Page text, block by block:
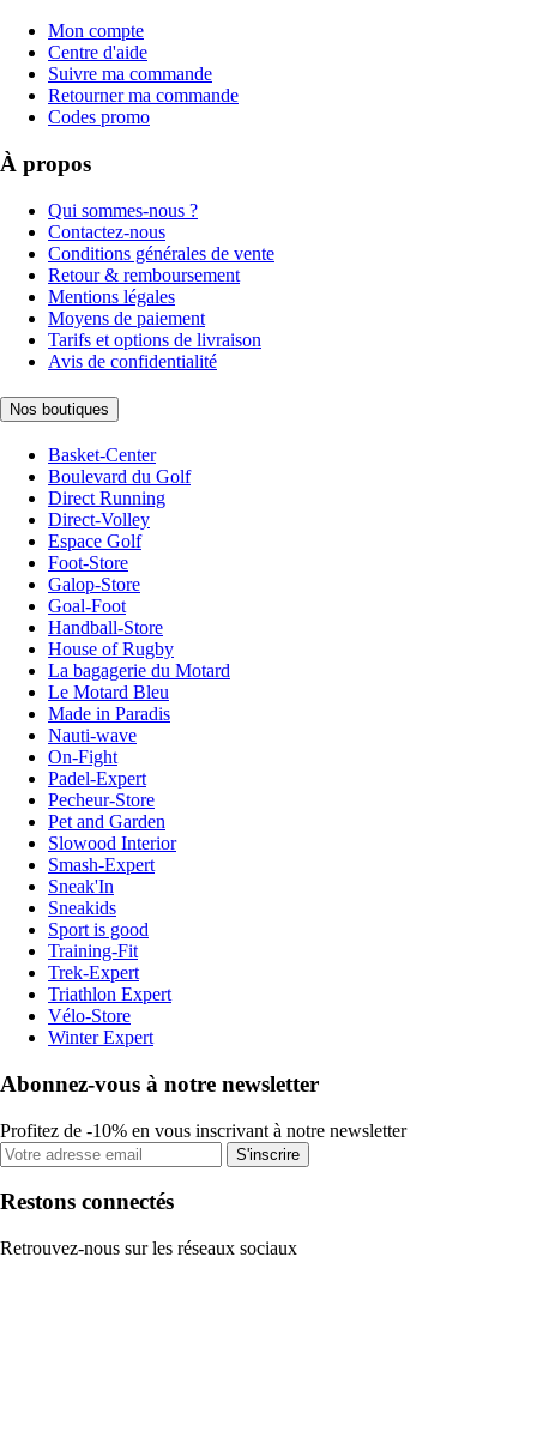
Mon compte
Centre d'aide
Suivre ma commande
Retourner ma commande
Codes promo
À propos
Qui sommes-nous ?
Contactez-nous
Conditions générales de vente
Retour & remboursement
Mentions légales
Moyens de paiement
Tarifs et options de livraison
Avis de confidentialité
Nos boutiques
Basket-Center
Boulevard du Golf
Direct Running
Direct-Volley
Espace Golf
Foot-Store
Galop-Store
Goal-Foot
Handball-Store
House of Rugby
La bagagerie du Motard
Le Motard Bleu
Made in Paradis
Nauti-wave
On-Fight
Padel-Expert
Pecheur-Store
Pet and Garden
Slowood Interior
Smash-Expert
Sneak'In
Sneakids
Sport is good
Training-Fit
Trek-Expert
Triathlon Expert
Vélo-Store
Winter Expert
Abonnez-vous à notre newsletter
Profitez de -10% en vous inscrivant à notre newsletter
S'inscrire
Restons connectés
Retrouvez-nous sur les réseaux sociaux